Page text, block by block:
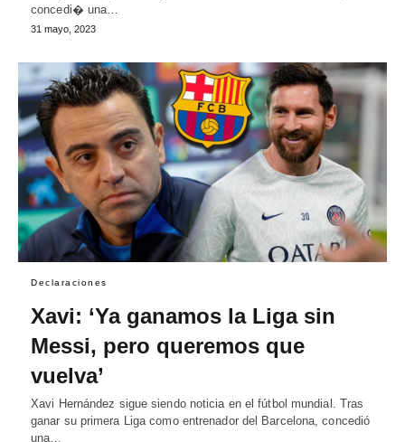
concedi� una…
31 mayo, 2023
Declaraciones
Xavi: ‘Ya ganamos la Liga sin
Messi, pero queremos que
vuelva’
Xavi Hernández sigue siendo noticia en el fútbol mundial. Tras
ganar su primera Liga como entrenador del Barcelona, concedió
una…